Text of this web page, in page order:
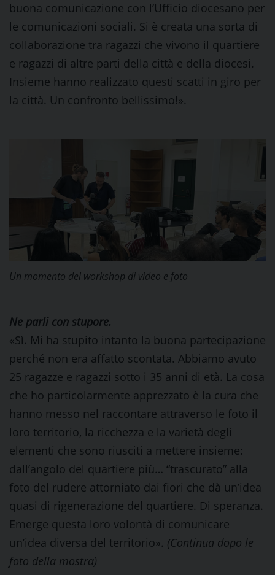
buona comunicazione con l’Ufficio diocesano per
le comunicazioni sociali. Si è creata una sorta di
collaborazione tra ragazzi che vivono il quartiere
e ragazzi di altre parti della città e della diocesi.
Insieme hanno realizzato questi scatti in giro per
la città. Un confronto bellissimo!».
Un momento del workshop di video e foto
Ne parli con stupore.
«Sì. Mi ha stupito intanto la buona partecipazione
perché non era affatto scontata. Abbiamo avuto
25 ragazze e ragazzi sotto i 35 anni di età. La cosa
che ho particolarmente apprezzato è la cura che
hanno messo nel raccontare attraverso le foto il
loro territorio, la ricchezza e la varietà degli
elementi che sono riusciti a mettere insieme:
dall’angolo del quartiere più… “trascurato” alla
foto del rudere attorniato dai fiori che dà un’idea
quasi di rigenerazione del quartiere. Di speranza.
Emerge questa loro volontà di comunicare
un’idea diversa del territorio». (Continua dopo le
foto della mostra)